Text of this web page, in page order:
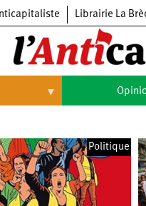
Librairie La
Histoire
Politique